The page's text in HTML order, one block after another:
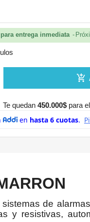
entrega inmediata
add_shopping_cart
Te quedan450.000$ para
de
y resistivas,